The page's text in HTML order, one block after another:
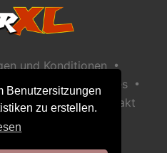
Benutzersitzungen
zu erstellen.
und Konditionen •
Richtlinie zu Cookies •
Hilfe / Kontakt